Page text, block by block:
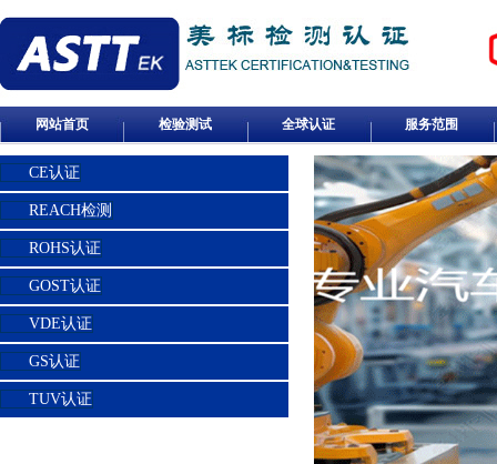
网站首页 检验测试 全球认证 服务范围
CE认证
REACH检测
ROHS认证
GOST认证
VDE认证
GS认证
TUV认证